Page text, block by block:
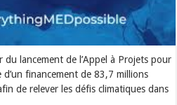
du lancement de l’Appel à Projets pour
financement de 83,7 millions
de relever les défis climatiques dans